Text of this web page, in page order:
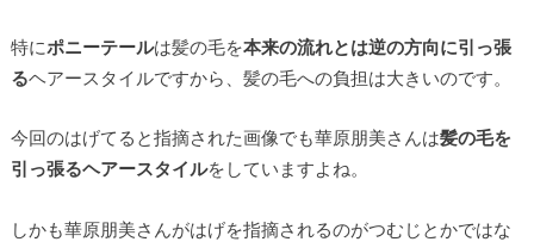
特にポニーテールは髪の毛を本来の流れとは逆の方向に引っ張
るヘアースタイルですから、髪の毛への負担は大きいのです。
今回のはげてると指摘された画像でも華原朋美さんは髪の毛を
引っ張るヘアースタイルをしていますよね。
しかも華原朋美さんがはげを指摘されるのがつむじとかではな